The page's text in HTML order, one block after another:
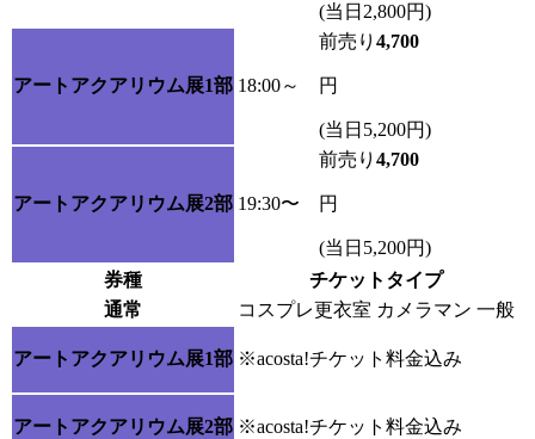
(当日2,800円)
アートアクアリウム展1部 18:00～
前売り 4,700
円
(当日5,200円)
アートアクアリウム展2部 19:30〜
前売り 4,700
円
(当日5,200円)
券種
チケットタイプ
通常
コスプレ更衣室 カメラマン 一般
アートアクアリウム展1部 ※acosta!チケット料金込み
アートアクアリウム展2部 ※acosta!チケット料金込み